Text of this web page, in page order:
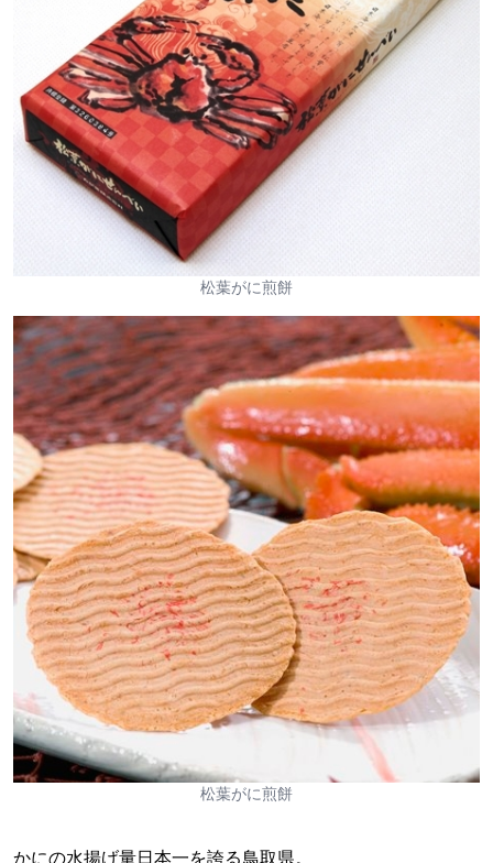
松葉がに煎餅
松葉がに煎餅
かにの水揚げ量日本一を誇る鳥取県。